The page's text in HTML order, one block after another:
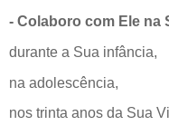
- Colaboro com Ele na
durante a Sua infância,
na adolescência,
nos trinta anos da Sua